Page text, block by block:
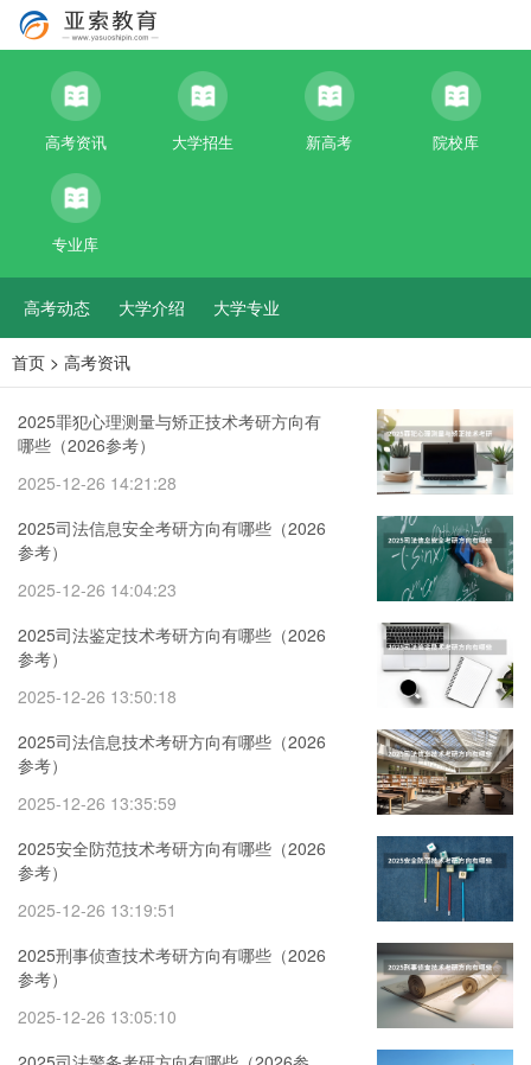
高考资讯 大学招生 新高考 院校库
专业库
高考动态 大学介绍 大学专业
首页 > 高考资讯
2025罪犯心理测量与矫正技术考研方向有
哪些（2026参考）
2025-12-26 14:21:28
2025司法信息安全考研方向有哪些（2026
参考）
2025-12-26 14:04:23
2025司法鉴定技术考研方向有哪些（2026
参考）
2025-12-26 13:50:18
2025司法信息技术考研方向有哪些（2026
参考）
2025-12-26 13:35:59
2025安全防范技术考研方向有哪些（2026
参考）
2025-12-26 13:19:51
2025刑事侦查技术考研方向有哪些（2026
参考）
2025-12-26 13:05:10